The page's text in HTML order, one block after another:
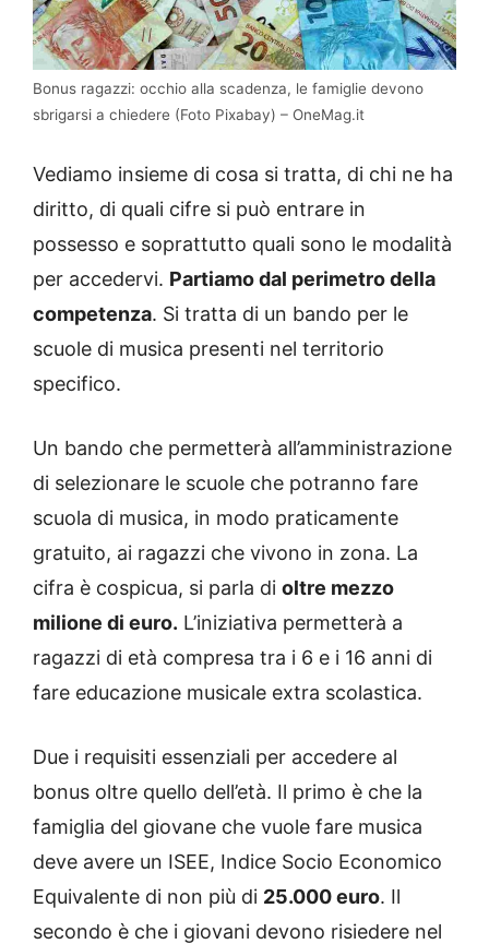
Bonus ragazzi: occhio alla scadenza, le famiglie devono
sbrigarsi a chiedere (Foto Pixabay) – OneMag.it
Vediamo insieme di cosa si tratta, di chi ne ha
diritto, di quali cifre si può entrare in
possesso e soprattutto quali sono le modalità
per accedervi. Partiamo dal perimetro della
competenza. Si tratta di un bando per le
scuole di musica presenti nel territorio
specifico.
Un bando che permetterà all’amministrazione
di selezionare le scuole che potranno fare
scuola di musica, in modo praticamente
gratuito, ai ragazzi che vivono in zona. La
cifra è cospicua, si parla di oltre mezzo
milione di euro. L’iniziativa permetterà a
ragazzi di età compresa tra i 6 e i 16 anni di
fare educazione musicale extra scolastica.
Due i requisiti essenziali per accedere al
bonus oltre quello dell’età. Il primo è che la
famiglia del giovane che vuole fare musica
deve avere un ISEE, Indice Socio Economico
Equivalente di non più di 25.000 euro. Il
secondo è che i giovani devono risiedere nel